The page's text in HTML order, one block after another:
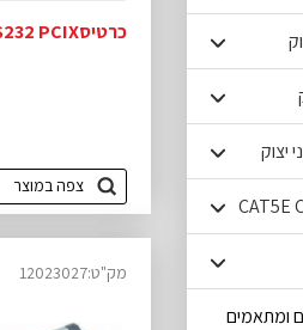
כרטיסLOW PROFILE 2XRS232 PCIX
צפה במוצר
מק"ט:12023027